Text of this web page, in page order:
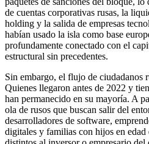
de cuentas corporativas rusas, la
holding y la salida de empresas
habían usado la isla como base
profundamente conectado con el
estructural sin precedentes.
Sin embargo, el flujo de ciudadanos
Quienes llegaron antes de 2022 y
han permanecido en su mayoría. A
ola de rusos que buscan salir del
desarrolladores de software,
digitales y familias con hijos en edad